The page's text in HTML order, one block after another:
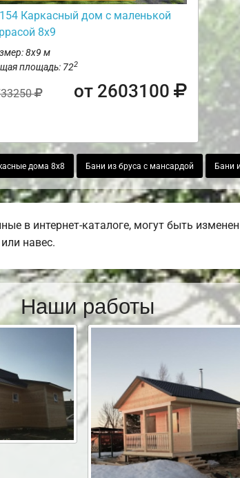
Каркасный дом с маленькой
8х9
8х9 м
площадь: 722
от 2603100
дома 8х8 Бани из бруса с мансардой Бани
в интернет-каталоге, могут быть
навес.
Наши работы